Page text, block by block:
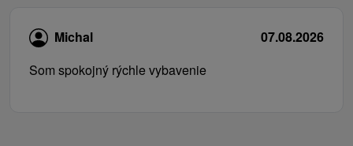
Michal
07.08.2026
Som spokojný rýchle vybavenie